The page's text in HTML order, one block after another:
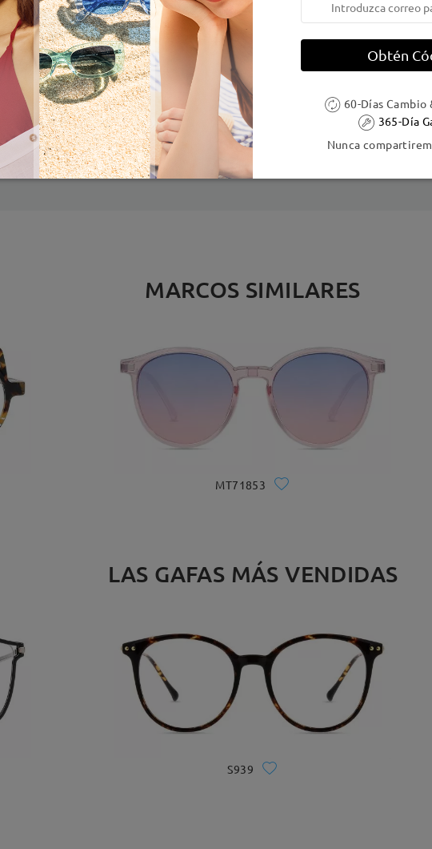
DELIVERY
Fabricación
5-7 días laborales detalles
MARCOS SIMILARES
MT71853
LAS GAFAS MÁS VENDIDAS
S939
Obtén
60-Días Cambio
365-Día
Nunca